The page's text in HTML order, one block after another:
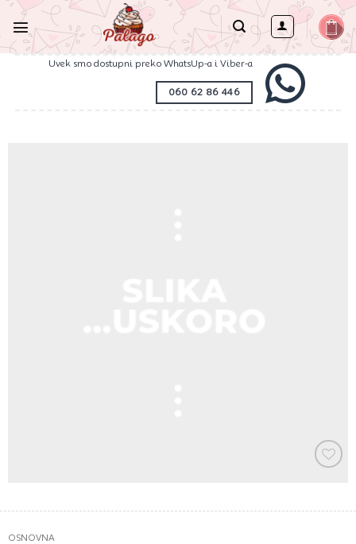
Preskoči
sadržaj
Uvek smo dostupni preko WhatsUp-a i Viber-a
060 62 86 446
OSNOVNA